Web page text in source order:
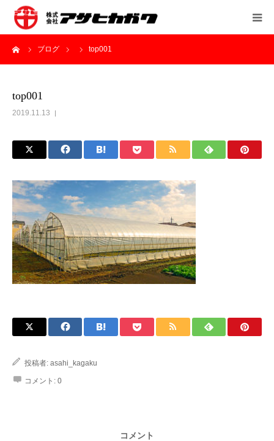
ブログ top001
top001
2019.11.13
投稿者: asahi_kagaku
コメント: 0
コメント
会社案内
採用情報